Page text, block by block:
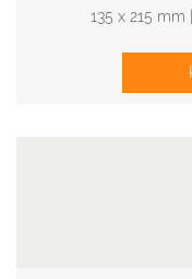
135 x 215